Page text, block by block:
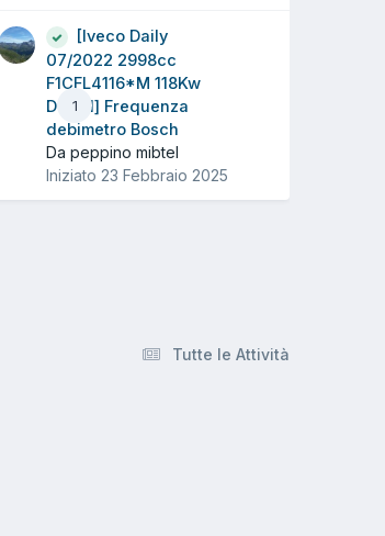
1
[Iveco Daily
07/2022 2998cc
F1CFL4116*M 118Kw
Diesel] Frequenza
debimetro Bosch
Da peppino mibtel
Iniziato 23 Febbraio 2025
Tutte le Attività